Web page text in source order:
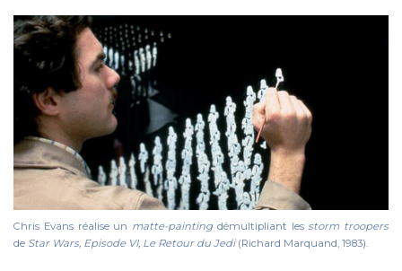
Chris Evans réalise un matte-painting démultipliant lesstorm troopers
de Star Wars, Episode VI, Le Retour du Jedi(Richard Marquand, 1983).